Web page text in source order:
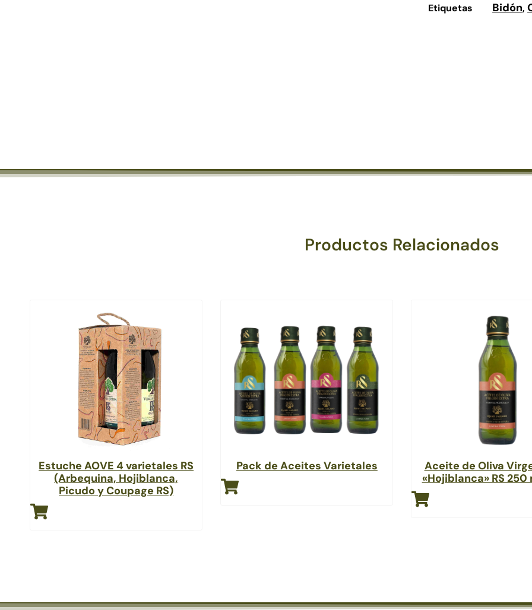
Etiquetas Bidón,
Productos Relacionados
Estuche AOVE 4 varietales RS
(Arbequina, Hojiblanca,
Picudo y Coupage RS)
Pack de Aceites Varietales
Aceite de Oliva
«Hojiblanca» RS 250